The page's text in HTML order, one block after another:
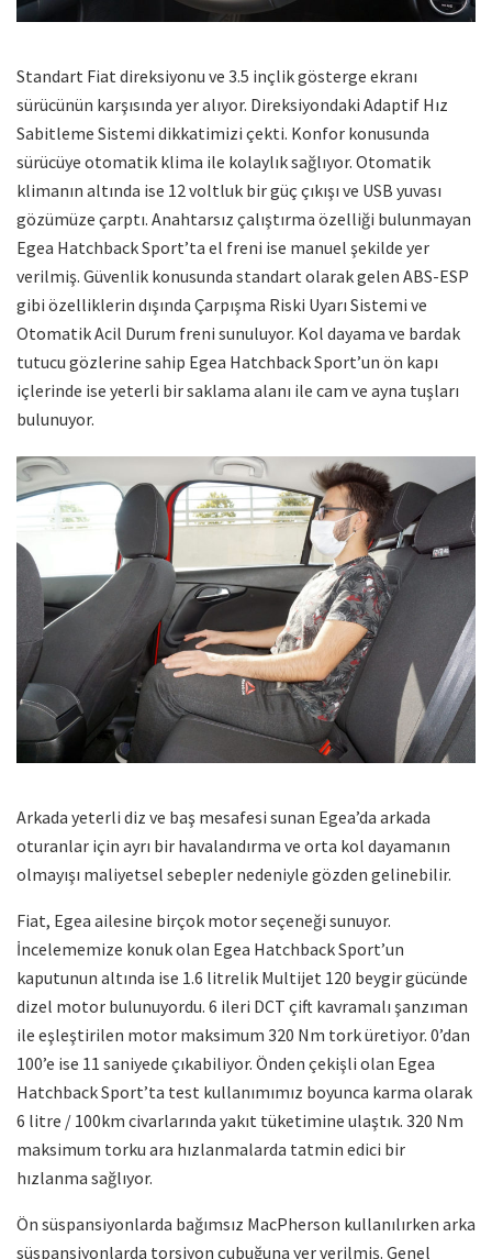
Standart Fiat direksiyonu ve 3.5 inçlik gösterge ekranı
sürücünün karşısında yer alıyor. Direksiyondaki Adaptif Hız
Sabitleme Sistemi dikkatimizi çekti. Konfor konusunda
sürücüye otomatik klima ile kolaylık sağlıyor. Otomatik
klimanın altında ise 12 voltluk bir güç çıkışı ve USB yuvası
gözümüze çarptı. Anahtarsız çalıştırma özelliği bulunmayan
Egea Hatchback Sport’ta el freni ise manuel şekilde yer
verilmiş. Güvenlik konusunda standart olarak gelen ABS-ESP
gibi özelliklerin dışında Çarpışma Riski Uyarı Sistemi ve
Otomatik Acil Durum freni sunuluyor. Kol dayama ve bardak
tutucu gözlerine sahip Egea Hatchback Sport’un ön kapı
içlerinde ise yeterli bir saklama alanı ile cam ve ayna tuşları
bulunuyor.
Arkada yeterli diz ve baş mesafesi sunan Egea’da arkada
oturanlar için ayrı bir havalandırma ve orta kol dayamanın
olmayışı maliyetsel sebepler nedeniyle gözden gelinebilir.
Fiat, Egea ailesine birçok motor seçeneği sunuyor.
İncelememize konuk olan Egea Hatchback Sport’un
kaputunun altında ise 1.6 litrelik Multijet 120 beygir gücünde
dizel motor bulunuyordu. 6 ileri DCT çift kavramalı şanzıman
ile eşleştirilen motor maksimum 320 Nm tork üretiyor. 0’dan
100’e ise 11 saniyede çıkabiliyor. Önden çekişli olan Egea
Hatchback Sport’ta test kullanımımız boyunca karma olarak
6 litre / 100km civarlarında yakıt tüketimine ulaştık. 320 Nm
maksimum torku ara hızlanmalarda tatmin edici bir
hızlanma sağlıyor.
Ön süspansiyonlarda bağımsız MacPherson kullanılırken arka
süspansiyonlarda torsiyon çubuğuna yer verilmiş. Genel